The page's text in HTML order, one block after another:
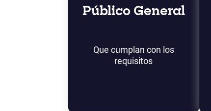
Público General
Que cumplan con los
requisitos